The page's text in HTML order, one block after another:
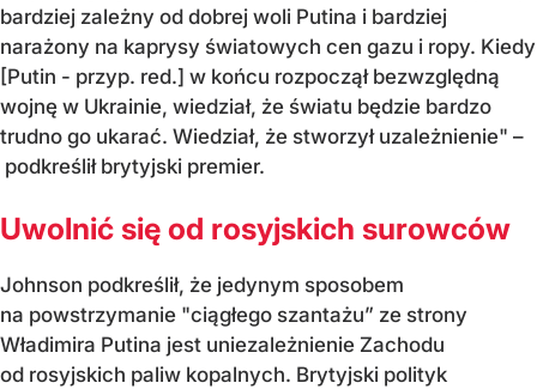
bardziej zależny od dobrej woli Putina i bardziej
narażony na kaprysy światowych cen gazu i ropy. Kiedy
[Putin - przyp. red.] w końcu rozpoczął bezwzględną
wojnę w Ukrainie, wiedział, że światu będzie bardzo
trudno go ukarać. Wiedział, że stworzył uzależnienie" –
podkreślił brytyjski premier.
Uwolnić się od rosyjskich surowców
Johnson podkreślił, że jedynym sposobem
na powstrzymanie "ciągłego szantażu” ze strony
Władimira Putina jest uniezależnienie Zachodu
od rosyjskich paliw kopalnych. Brytyjski polityk